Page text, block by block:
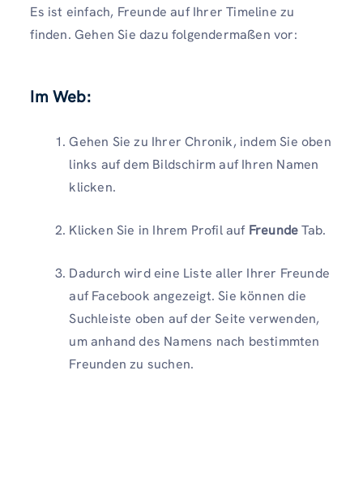
Es ist einfach, Freunde auf Ihrer Timeline zu
finden. Gehen Sie dazu folgendermaßen vor:
Im Web:
Gehen Sie zu Ihrer Chronik, indem Sie oben
links auf dem Bildschirm auf Ihren Namen
klicken.
Klicken Sie in Ihrem Profil auf FreundeTab.
Dadurch wird eine Liste aller Ihrer Freunde
auf Facebook angezeigt. Sie können die
Suchleiste oben auf der Seite verwenden,
um anhand des Namens nach bestimmten
Freunden zu suchen.